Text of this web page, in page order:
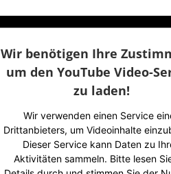
Wir benötigen Ihre
um den YouTube Video-
zu laden!
Wir verwenden einen Service
Drittanbieters, um Videoinhalte
Dieser Service kann Daten zu
Aktivitäten sammeln. Bitte lesen